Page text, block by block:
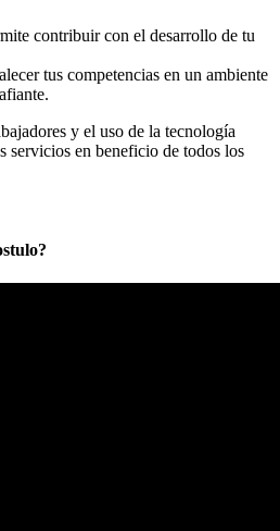
contribuir con el desarrollo de tu
tus competencias en un ambiente
y el uso de la tecnología
servicios en beneficio de todos los